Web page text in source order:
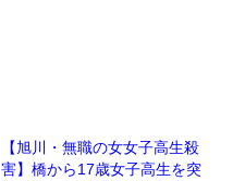
【旭川・無職の女女子高生殺
害】橋から17歳女子高生を突